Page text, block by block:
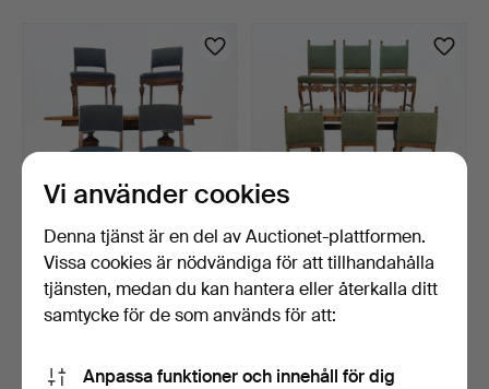
MATSALSMÖBEL -Ek.
Barockstil 5 delar , Bor…
MATSALSGRUPP -
Lejontass 1900 talets mitt,
…8 dagar
Vi använder cookies
Denna tjänst är en del av Auctionet-plattformen.
Vissa cookies är nödvändiga för att tillhandahålla
tjänsten, medan du kan hantera eller återkalla ditt
samtycke för de som används för att:
Anpassa funktioner och innehåll för dig